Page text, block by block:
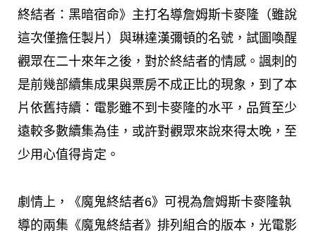
終結者：黑暗宿命》主打名導詹姆斯卡麥隆（雖說
這次僅擔任製片）與琳達漢彌頓的名號，試圖喚醒
觀眾在二十來年之後，對於終結者的情感。諷刺的
是前幾部續集成果與票房不成正比的現象，到了本
片依舊持續：電影雖不到卡麥隆的水平，品質至少
遠較多數續集為佳，或許對觀眾來說來得太晚，至
少用心值得肯定。
劇情上，《魔鬼終結者6》可視為詹姆斯卡麥隆執
導的兩集《魔鬼終結者》排列組合的版本，光電影